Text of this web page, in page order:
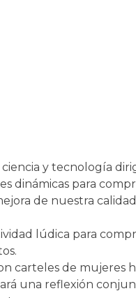
y tecnología
dinámicas para
de nuestra
lúdica para
carteles de mujeres
una reflexión